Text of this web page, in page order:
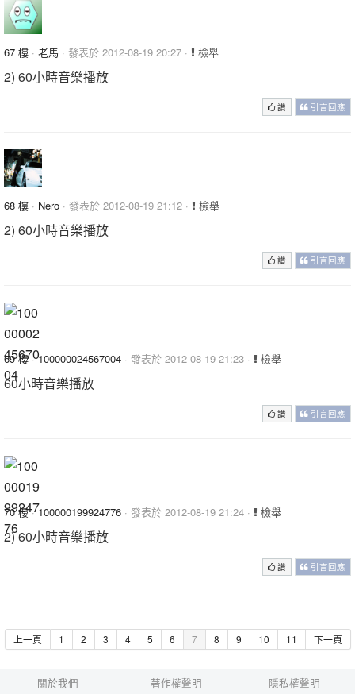
67 樓 · 老馬 · 發表於 2012-08-19 20:27 · 檢舉
2) 60小時音樂播放
讚 引言回應
68 樓 · Nero · 發表於 2012-08-19 21:12 · 檢舉
2) 60小時音樂播放
讚 引言回應
69 樓·100000024567004 · 發表於 2012-08-19 21:23 · 檢舉
60小時音樂播放
讚 引言回應
70 樓·100000199924776 · 發表於 2012-08-19 21:24 · 檢舉
2) 60小時音樂播放
讚 引言回應
上一頁 1 2 3 4 5 6 7 8 9 10 11 下一頁
關於我們 著作權聲明 隱私權聲明